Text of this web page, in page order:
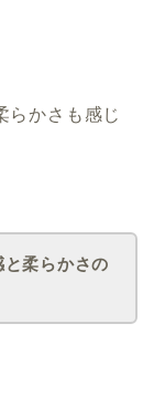
らかさも感じ
柔らかさの